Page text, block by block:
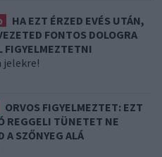
HA EZT ÉRZED EVÉS UTÁN,
FONTOS DOLOGRA
FIGYELMEZTETNI
jelekre!
ORVOS FIGYELMEZTET: EZT
REGGELI TÜNETET NE
A SZŐNYEG ALÁ